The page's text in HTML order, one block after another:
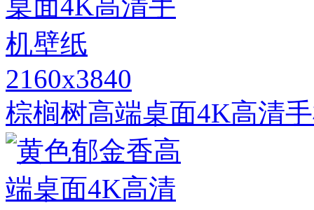
2160x3840
棕榈树高端桌面4K高清